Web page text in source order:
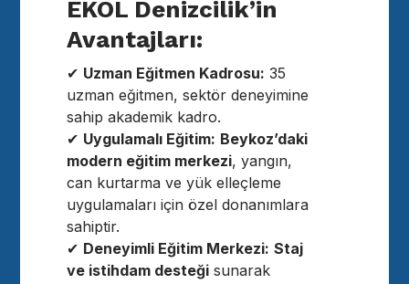
EKOL Denizcilik’in
Avantajları:
✔ Uzman Eğitmen Kadrosu: 35
uzman eğitmen, sektör deneyimine
sahip akademik kadro.
✔ Uygulamalı Eğitim: Beykoz’daki
modern eğitim merkezi, yangın,
can kurtarma ve yük elleçleme
uygulamaları için özel donanımlara
sahiptir.
✔ Deneyimli Eğitim Merkezi: Staj
ve istihdam desteği sunarak